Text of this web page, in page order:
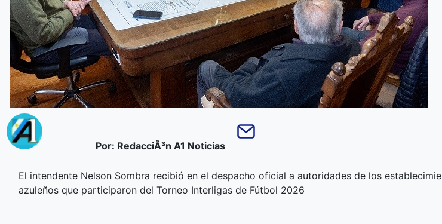
Por: RedacciÃ³n A1 Noticias
El intendente Nelson Sombra recibió en el despacho oficial a autoridades de los
azuleños que participaron del Torneo Interligas de Fútbol 2026